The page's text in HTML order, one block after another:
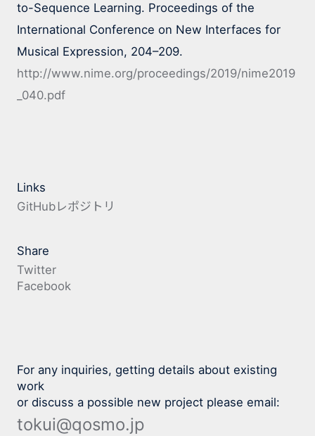
to-Sequence Learning. Proceedings of the
International Conference on New Interfaces for
Musical Expression, 204–209.
http://www.nime.org/proceedings/2019/nime2019
_040.pdf
Links
GitHubレポジトリ
Share
Twitter
Facebook
For any inquiries, getting details about existing
work
or discuss a possible new project please email:
tokui@qosmo.jp